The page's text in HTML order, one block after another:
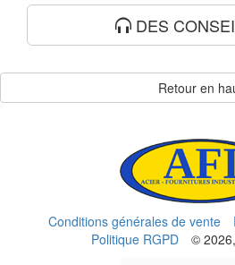
DES
Retour en
Conditions générales de vente
Politique RGPD
©